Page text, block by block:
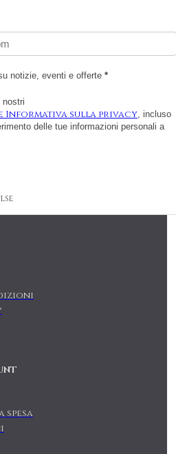
notizie, eventi e offerte *
nostri
Informativa sulla privacy, incluso
delle tue informazioni personali a